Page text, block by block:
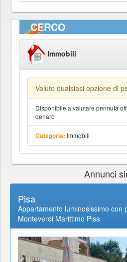
CERCO
Immobili
Valuto qualsiasi opzione di
Disponibile a valutare permuta
denaro
Categoria: Immobili
Annunci
Pisa
Appartamento luminosissimo con
Monteverdi Marittimo Pisa